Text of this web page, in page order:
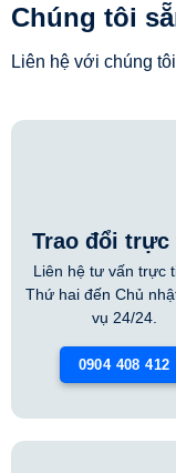
Chúng tôi
Liên hệ với chúng
Trao đổi trực
Liên hệ tư vấn trực
Thứ hai đến Chủ
vụ 24/24.
0904 408 412